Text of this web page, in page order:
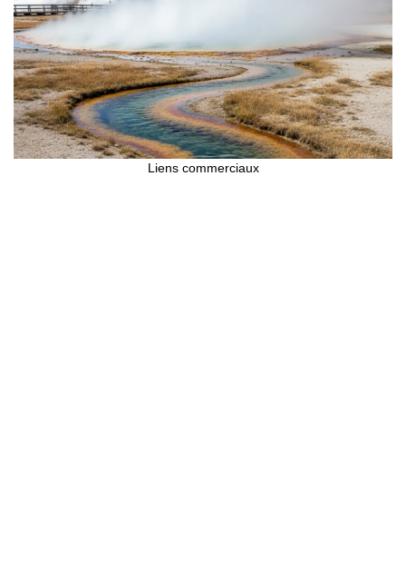
Liens commerciaux